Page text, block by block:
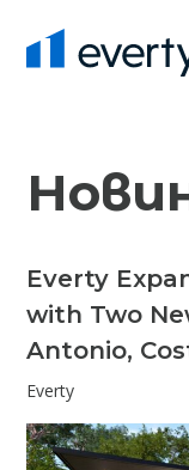
Everty
with Two
Antonio,
Everty